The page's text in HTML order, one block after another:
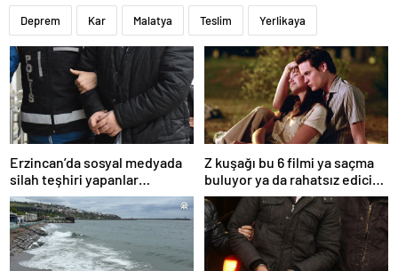
Deprem Kar Malatya Teslim Yerlikaya
Erzincan’da sosyal medyada
silah teşhiri yapanlar
yakalandı
Z kuşağı bu 6 filmi ya saçma
buluyor ya da rahatsız edici
ve toksik!